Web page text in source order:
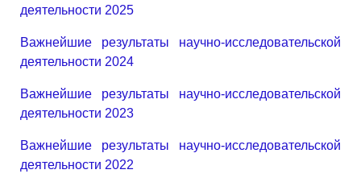
деятельности 2025
Важнейшие результаты научно-исследовательской
деятельности 2024
Важнейшие результаты научно-исследовательской
деятельности 2023
Важнейшие результаты научно-исследовательской
деятельности 2022